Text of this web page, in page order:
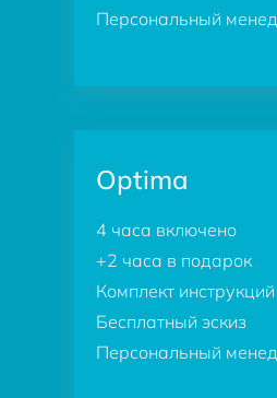
Персональный
Optima
4 часа включено
+2 часа в подарок
Комплект инструкций
Бесплатный эскиз
Персональный